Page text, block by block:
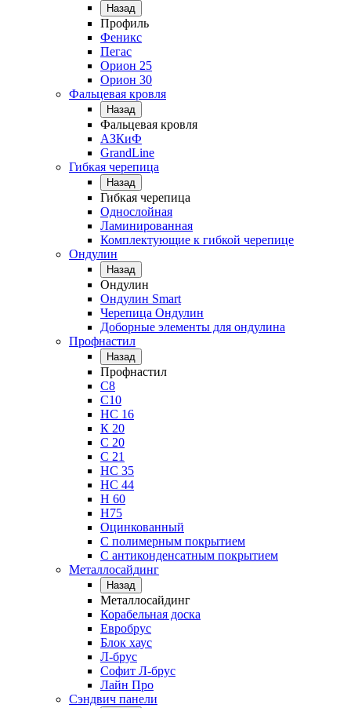
Назад
Профиль
Феникс
Пегас
Орион 25
Орион 30
Фальцевая кровля
Назад
Фальцевая кровля
АЗКиФ
GrandLine
Гибкая черепица
Назад
Гибкая черепица
Однослойная
Ламинированная
Комплектующие к гибкой черепице
Ондулин
Назад
Ондулин
Ондулин Smart
Черепица Ондулин
Доборные элементы для ондулина
Профнастил
Назад
Профнастил
С8
С10
НС 16
К 20
С 20
С 21
НС 35
НС 44
Н 60
Н75
Оцинкованный
С полимерным покрытием
С антиконденсатным покрытием
Металлосайдинг
Назад
Металлосайдинг
Корабельная доска
Евробрус
Блок хаус
Л-брус
Софит Л-брус
Лайн Про
Сэндвич панели